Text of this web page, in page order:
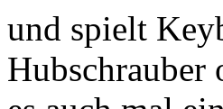
und spielt
Hubschrauber